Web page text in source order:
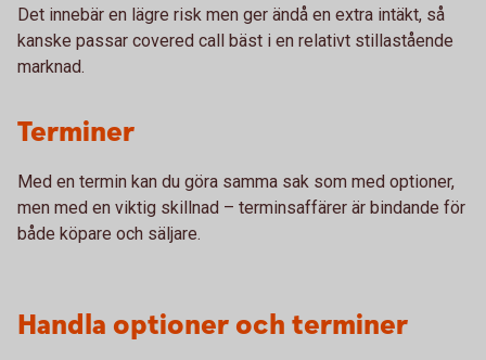
Det innebär en lägre risk men ger ändå en extra intäkt, så
kanske passar covered call bäst i en relativt stillastående
marknad.
Terminer
Med en termin kan du göra samma sak som med optioner,
men med en viktig skillnad – terminsaffärer är bindande för
både köpare och säljare.
Handla optioner och terminer